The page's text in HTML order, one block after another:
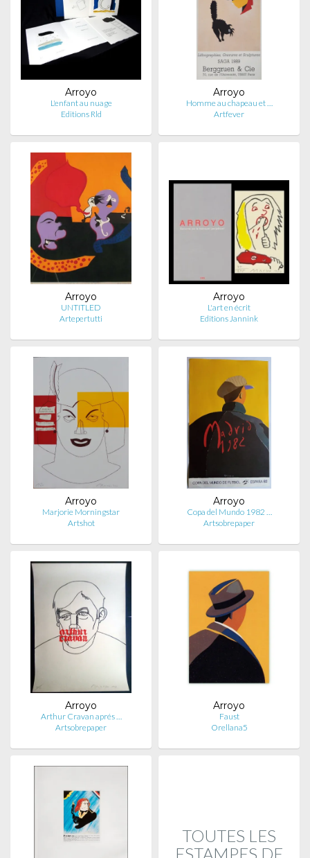
Arroyo
L'enfant au nuage
Editions Rld
Arroyo
Homme au chapeau et …
Artfever
Arroyo
UNTITLED
Artepertutti
Arroyo
L'art en écrit
Editions Jannink
Arroyo
Marjorie Morningstar
Artshot
Arroyo
Copa del Mundo 1982 …
Artsobrepaper
Arroyo
Arthur Cravan aprés …
Artsobrepaper
Arroyo
Faust
Orellana5
TOUTES LES
ESTAMPES DE